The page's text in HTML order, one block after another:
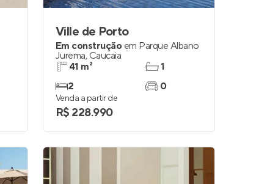
Ville de Porto
Em construção em Parque Albano
Jurema, Caucaia
41 m²
2
1
0
Venda a partir de
R$ 228.990